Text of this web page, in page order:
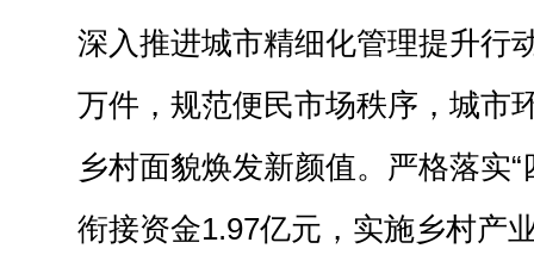
深入推进城市精细化管理提升行
万件，规范便民市场秩序，城市
乡村面貌焕发新颜值。严格落实
衔接资金1.97亿元，实施乡村产